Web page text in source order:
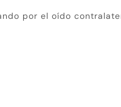
por el oído